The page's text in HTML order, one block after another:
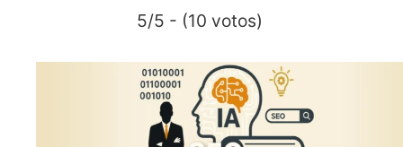
5/5 - (10 votos)